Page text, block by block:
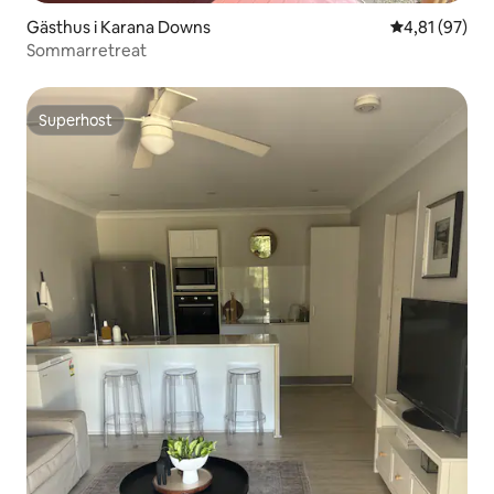
Gästhus i Karana Downs 4,81 av 5 i
4,81 (97)
Sommarretreat
Superhost
Superhost